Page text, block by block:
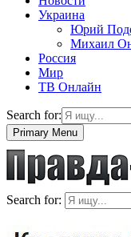
Украина
Юрий
Михаил
Россия
Мир
ТВ Онлайн
Search for:
Primary Menu
Search for: